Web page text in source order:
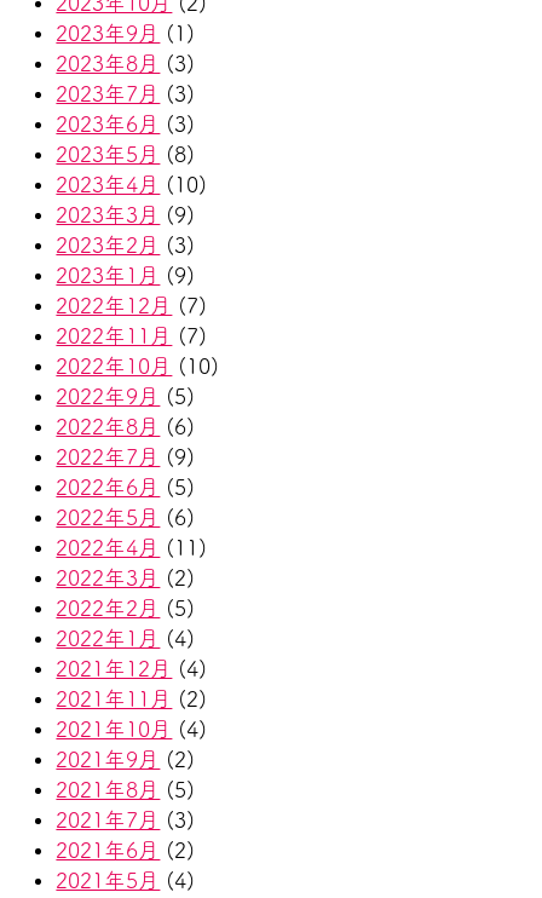
2023年9月
(1)
2023年8月
(3)
2023年7月
(3)
2023年6月
(3)
2023年5月
(8)
2023年4月
(10)
2023年3月
(9)
2023年2月
(3)
2023年1月
(9)
2022年12月
(7)
2022年11月
(7)
2022年10月
(10)
2022年9月
(5)
2022年8月
(6)
2022年7月
(9)
2022年6月
(5)
2022年5月
(6)
2022年4月
(11)
2022年3月
(2)
2022年2月
(5)
2022年1月
(4)
2021年12月
(4)
2021年11月
(2)
2021年10月
(4)
2021年9月
(2)
2021年8月
(5)
2021年7月
(3)
2021年6月
(2)
2021年5月
(4)